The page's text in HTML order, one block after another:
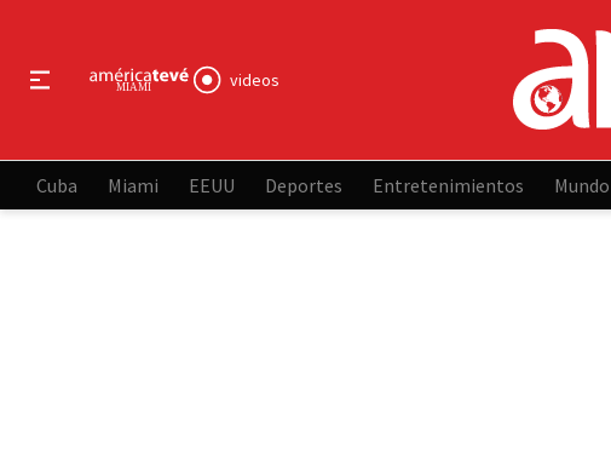
videos
Cuba Miami EEUU Deportes Entretenimientos Mundo